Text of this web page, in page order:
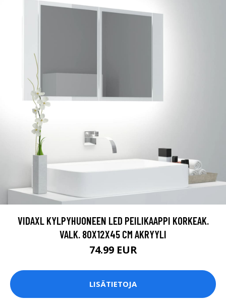
VIDAXL KYLPYHUONEEN LED PEILIKAAPPI KORKEAK.
VALK. 80X12X45 CM AKRYYLI
74.99 EUR
LISÄTIETOJA